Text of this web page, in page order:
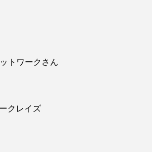
トワークさん
クレイズ